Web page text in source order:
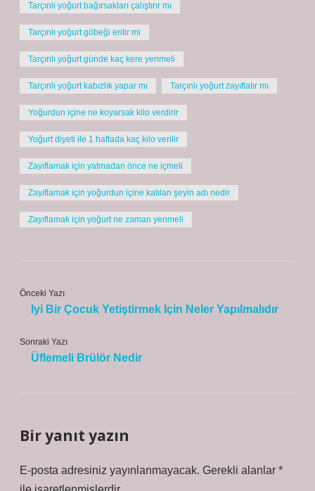
Tarçınlı yoğurt bağırsakları çalıştırır mı
Tarçınlı yoğurt göbeği eritir mi
Tarçınlı yoğurt günde kaç kere yenmeli
Tarçınlı yoğurt kabızlık yapar mı Tarçınlı yoğurt zayıflatır mı
Yoğurdun içine ne koyarsak kilo verdirir
Yoğurt diyeti ile 1 haftada kaç kilo verilir
Zayıflamak için yatmadan önce ne içmeli
Zayıflamak için yoğurdun içine katılan şeyin adı nedir
Zayıflamak için yoğurt ne zaman yenmeli
Önceki Yazı
Iyi Bir Çocuk Yetiştirmek Için Neler Yapılmalıdır
Sonraki Yazı
Üflemeli Brülör Nedir
Bir yanıt yazın
E-posta adresiniz yayınlanmayacak. Gerekli alanlar *